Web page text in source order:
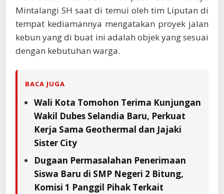
Mintalangi SH saat di temui oleh tim Liputan di
tempat kediamannya mengatakan proyek jalan
kebun yang di buat ini adalah objek yang sesuai
dengan kebutuhan warga.
BACA JUGA
Wali Kota Tomohon Terima Kunjungan
Wakil Dubes Selandia Baru, Perkuat
Kerja Sama Geothermal dan Jajaki
Sister City
Dugaan Permasalahan Penerimaan
Siswa Baru di SMP Negeri 2 Bitung,
Komisi 1 Panggil Pihak Terkait